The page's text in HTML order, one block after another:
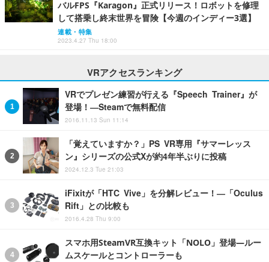
バルFPS『Karagon』正式リリース！ロボットを修理
して搭乗し終末世界を冒険【今週のインディー3選】
連載・特集
2023.4.27 Thu 18:00
VRアクセスランキング
VRでプレゼン練習が行える『Speech Trainer』が
登場！―Steamで無料配信
2016.11.13 Sun 11:14
「覚えていますか？」PS VR専用『サマーレッス
ン』シリーズの公式Xが約4年半ぶりに投稿
2024.12.3 Tue 21:03
iFixitが「HTC Vive」を分解レビュー！―「Oculus
Rift」との比較も
2016.4.28 Thu 9:00
スマホ用SteamVR互換キット「NOLO」登場―ルー
ムスケールとコントローラーも